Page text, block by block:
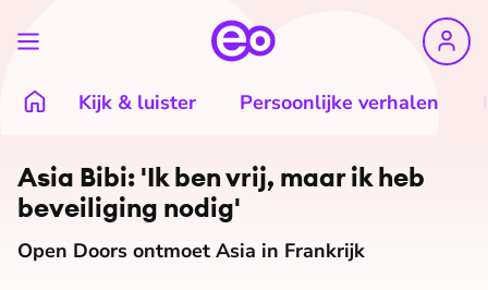
Kijk & luister Persoonlijke verhalen
Asia Bibi: 'Ik ben vrij, maar ik heb
beveiliging nodig'
Open Doors ontmoet Asia in Frankrijk